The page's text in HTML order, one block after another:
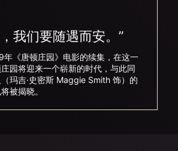
我们要随遇而安。”
《唐顿庄园》电影的续集，在这一
园将迎来一个崭新的时代，与此同
玛吉·史密斯 Maggie Smith 饰）的
被揭晓。